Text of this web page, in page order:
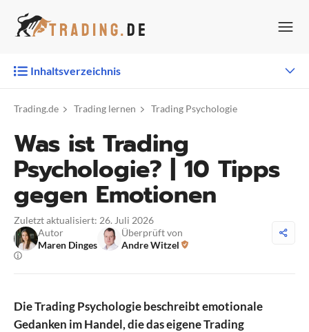
Inhalt
Inhaltsverzeichnis
Trading.de Trading lernen Trading Psychologie
Was ist Trading
Psychologie? | 10 Tipps
gegen Emotionen
Zuletzt aktualisiert: 26. Juli 2026
Autor
Maren Dinges
Überprüft von
Andre Witzel
Die Trading Psychologie beschreibt emotionale
Gedanken im Handel, die das eigene Trading